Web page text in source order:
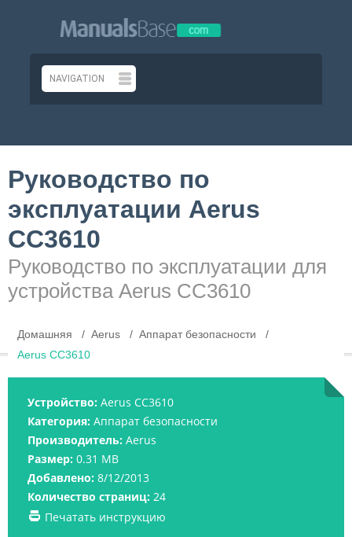
Руководство по
эксплуатации Aerus
CC3610
Руководство по эксплуатации для
устройства Aerus CC3610
Домашняя Aerus
Аппарат безопасности
Aerus CC3610
Устройство: Aerus CC3610
Категория: Аппарат безопасности
Производитель: Aerus
Размер: 0.31 MB
Добавлено: 8/12/2013
Количество страниц: 24
Печатать инструкцию